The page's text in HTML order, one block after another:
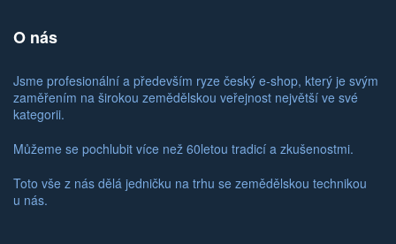
O nás
Jsme profesionální a především ryze český e-shop, který je svým
zaměřením na širokou zemědělskou veřejnost největší ve své
kategorii.
Můžeme se pochlubit více než 60letou tradicí a zkušenostmi.
Toto vše z nás dělá jedničku na trhu se zemědělskou technikou
u nás.